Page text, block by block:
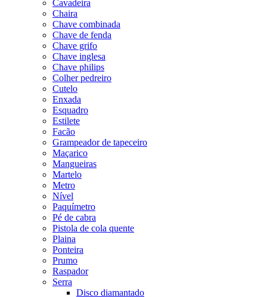
Cavadeira
Chaira
Chave combinada
Chave de fenda
Chave grifo
Chave inglesa
Chave philips
Colher pedreiro
Cutelo
Enxada
Esquadro
Estilete
Facão
Grampeador de tapeceiro
Maçarico
Mangueiras
Martelo
Metro
Nível
Paquímetro
Pé de cabra
Pistola de cola quente
Plaina
Ponteira
Prumo
Raspador
Serra
Disco diamantado